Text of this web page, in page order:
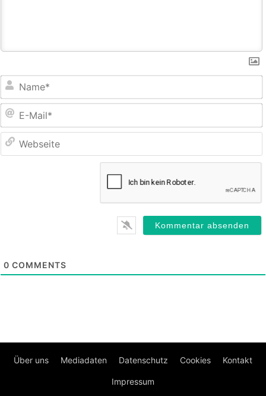
0 COMMENTS
Über uns Mediadaten Datenschutz Cookies Kontakt
Impressum